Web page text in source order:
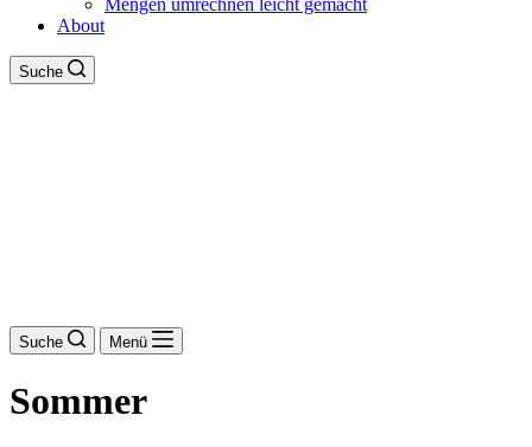
Mengen umrechnen leicht gemacht
About
Suche
Suche Menü
Sommer